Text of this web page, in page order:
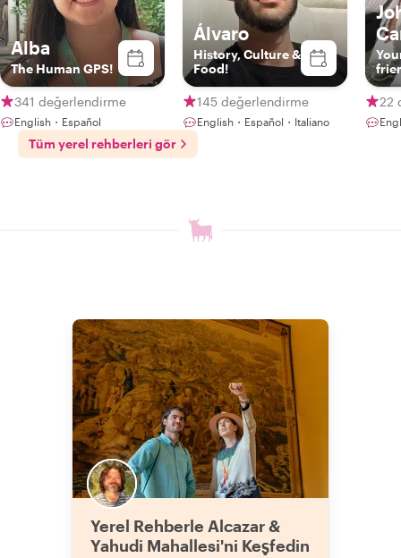
Alba
The Human GPS!
341 değerlendirme
English・Español
Álvaro
History, Culture &
Food!
145 değerlendirme
English・Español・Italiano
22
Tüm yerel rehberleri gör
Yerel Rehberle Alcazar &
Yahudi Mahallesi'ni Keşfedin